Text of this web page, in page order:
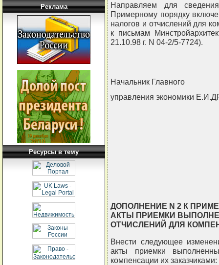
Реклама
Ресурсы в тему
Направляем для
Примерному порядку
налогов и отчислений для
к письмам
21.10.98 г. N 04-2/5-7724).
Начальник Главного
управления экономики
ДОПОЛНЕНИЕ N 2 К
АКТЫ ПРИЕМКИ
ОТЧИСЛЕНИЙ ДЛЯ
Внести следующее
акты приемки
компенсации их заказчиками: